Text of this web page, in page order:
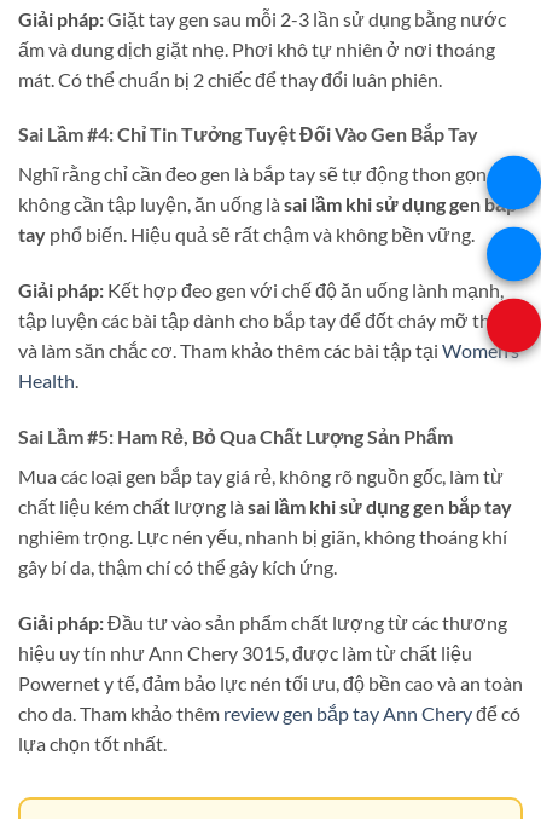
Giải pháp:Giặt tay gen sau mỗi 2-3 lần sử dụng bằng nước
ấm và dung dịch giặt nhẹ. Phơi khô tự nhiên ở nơi thoáng
mát. Có thể chuẩn bị 2 chiếc để thay đổi luân phiên.
Sai Lầm #4: Chỉ Tin Tưởng Tuyệt Đối Vào Gen Bắp Tay
Nghĩ rằng chỉ cần đeo gen là bắp tay sẽ tự động thon gọn mà
không cần tập luyện, ăn uống là sai lầm khi sử dụng gen bắp
tay phổ biến. Hiệu quả sẽ rất chậm và không bền vững.
Giải pháp: Kết hợp đeo gen với chế độ ăn uống lành mạnh,
tập luyện các bài tập dành cho bắp tay để đốt cháy mỡ thừa
và làm săn chắc cơ. Tham khảo thêm các bài tập tại Women’s
Health.
Sai Lầm #5: Ham Rẻ, Bỏ Qua Chất Lượng Sản Phẩm
Mua các loại gen bắp tay giá rẻ, không rõ nguồn gốc, làm từ
chất liệu kém chất lượng là sai lầm khi sử dụng gen bắp tay
nghiêm trọng. Lực nén yếu, nhanh bị giãn, không thoáng khí
gây bí da, thậm chí có thể gây kích ứng.
Giải pháp:Đầu tư vào sản phẩm chất lượng từ các thương
hiệu uy tín như Ann Chery 3015, được làm từ chất liệu
Powernet y tế, đảm bảo lực nén tối ưu, độ bền cao và an toàn
cho da. Tham khảo thêm review gen bắp tay Ann Cheryđể có
lựa chọn tốt nhất.